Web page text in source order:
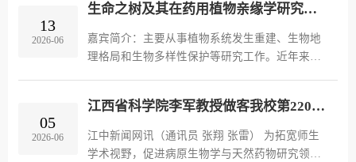
剖析学科当下研究现状...
科研处主办，科研处负责人主持，学校相关专业
骨干教师、青年教师及学生代表现场聆听，与院
士共赴一场跨学科融合的学术盛宴。报告中，李
学研究的五大核心...
13
2026-06
生命之树及其在药用植物亲缘学研究中的应用(主讲人：陈之端 中国科学院植物研究所）
嘉宾简介：主要从事植物系统发生重建、生物地
理格局和生物多样性保护等研究工作。近年来，
东部是被子植物的“博物馆”，西部是“摇篮”的假
说;全面评估了我国被子植物多样性的空间格局和
优先保护地，识别出新古特有中心、系统发生多
05
2026-06
江西省科学院李军教授做客我校第220期科研学术论坛
江中新闻网讯（通讯员 张翔 张雷） 为拓宽师生
学术视野，促进病原生物学与天然药物研究领域